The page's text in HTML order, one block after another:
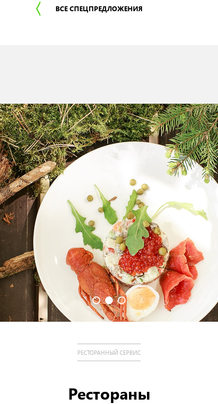
ВСЕ СПЕЦПРЕДЛОЖЕНИЯ
РЕСТОРАННЫЙ СЕРВИС
Рестораны